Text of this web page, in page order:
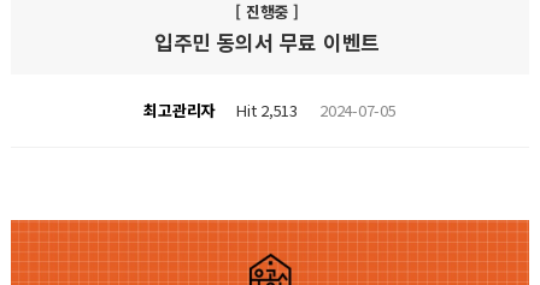
[ 진행중 ]
입주민 동의서 무료 이벤트
최고관리자 Hit 2,513 2024-07-05